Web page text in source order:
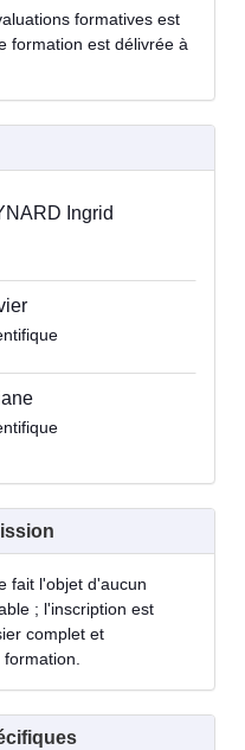
formatives est
formation est délivrée à
Ingrid
fait l'objet d'aucun
; l'inscription est
complet et